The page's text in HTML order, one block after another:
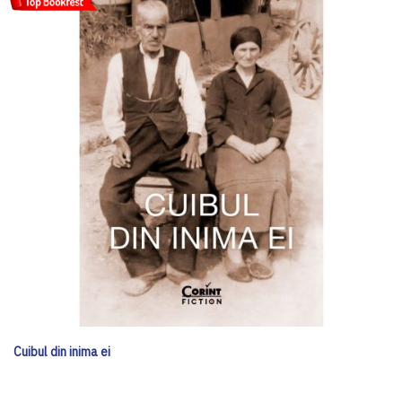
Cuibul din inima ei